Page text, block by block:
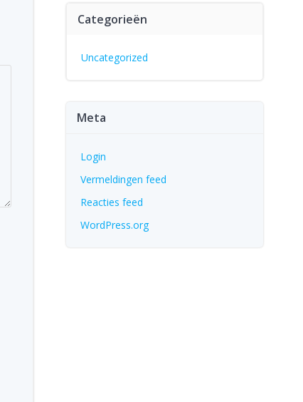
Categorieën
Uncategorized
Meta
Login
Vermeldingen feed
Reacties feed
WordPress.org